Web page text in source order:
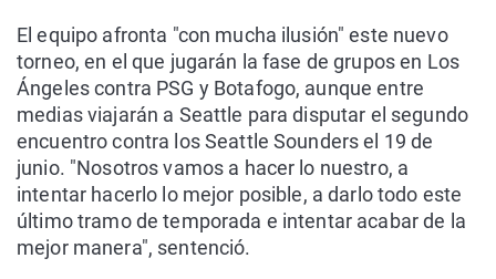
El equipo afronta "con mucha ilusión" este nuevo
torneo, en el que jugarán la fase de grupos en Los
Ángeles contra PSG y Botafogo, aunque entre
medias viajarán a Seattle para disputar el segundo
encuentro contra los Seattle Sounders el 19 de
junio. "Nosotros vamos a hacer lo nuestro, a
intentar hacerlo lo mejor posible, a darlo todo este
último tramo de temporada e intentar acabar de la
mejor manera", sentenció.